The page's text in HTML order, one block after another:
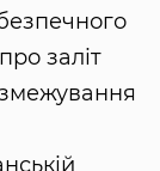
заліт